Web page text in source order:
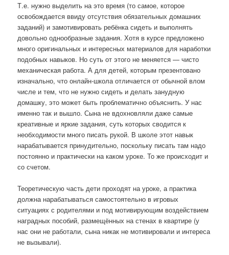
Т.е. нужно выделить на это время (то самое, которое
освобождается ввиду отсутствия обязательных домашних
заданий) и замотивировать ребёнка сидеть и выполнять
довольно однообразные задания. Хотя в курсе предложено
много оригинальных и интересных материалов для наработки
подобных навыков. Но суть от этого не меняется — чисто
механическая работа. А для детей, которым презентовано
изначально, что онлайн-школа отличается от обычной влом
числе и тем, что не нужно сидеть и делать занудную
домашку, это может быть проблематично объяснить. У нас
именно так и вышло. Сына не вдохновляли даже самые
креативные и яркие задания, суть которых сводится к
необходимости много писать рукой. В школе этот навык
нарабатывается принудительно, поскольку писать там надо
постоянно и практически на каком уроке. То же происходит и
со счетом.
Теоретическую часть дети проходят на уроке, а практика
должна нарабатываться самостоятельно в игровых
ситуациях с родителями и под мотивирующим воздействием
наградных пособий, размещённых на стенах в квартире (у
нас они не работали, сына никак не мотивировали и интереса
не вызывали).